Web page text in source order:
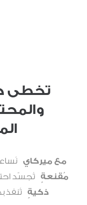
تخطى
مع ميركاي
مُقنعةٍ تُجسّد
ذكيةٍ تُنفذ